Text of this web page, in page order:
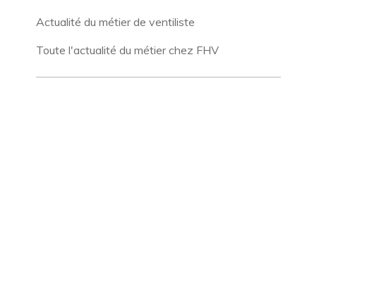
Actualité du métier de ventiliste
Toute l'actualité du métier chez FHV